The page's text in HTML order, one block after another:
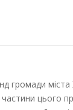
громади міста
цього